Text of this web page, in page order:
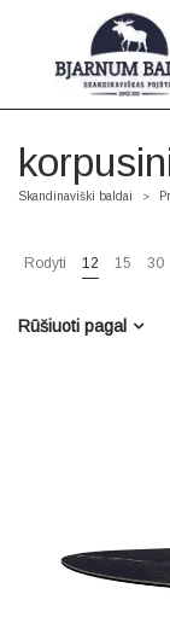
Skandinaviški baldai >
Rodyti 12 15 30
Rūšiuoti pagal